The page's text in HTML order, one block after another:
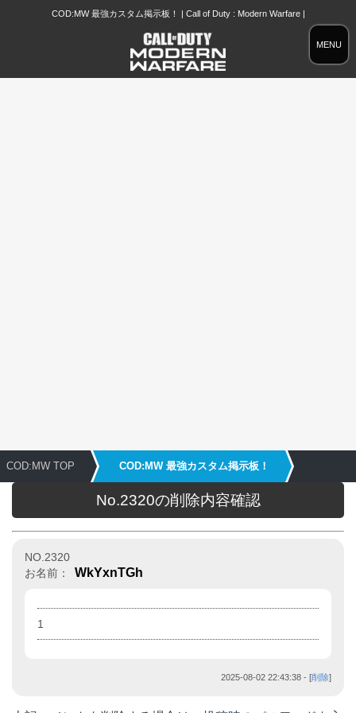
MENU
COD:MW 最強カスタム掲示板！ | Call of Duty : Modern Warfare |
COD:MW TOP COD:MW 最強カスタム掲示板！
No.2320の削除内容確認
NO.2320
お名前：
WkYxnTGh
1
2025-08-02 22:43:38 - [削除]